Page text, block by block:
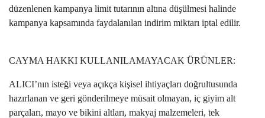
düzenlenen kampanya limit tutarının altına düşülmesi halinde
kampanya kapsamında faydalanılan indirim miktarı iptal edilir.
CAYMA HAKKI KULLANILAMAYACAK ÜRÜNLER:
ALICI’nın isteği veya açıkça kişisel ihtiyaçları doğrultusunda
hazırlanan ve geri gönderilmeye müsait olmayan, iç giyim alt
parçaları, mayo ve bikini altları, makyaj malzemeleri, tek